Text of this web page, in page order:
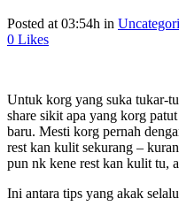
Posted at 03:54h in
0 Likes
Untuk korg yang suka tukar-
share sikit apa yang korg
baru. Mesti korg pernah
rest kan kulit sekurang –
pun nk kene rest kan kulit tu,
Ini antara tips yang akak